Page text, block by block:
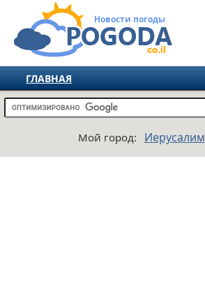
Новости погоды
ГЛАВНАЯ
ИЗРАИЛЬ
ЕВРОПА
Мой город: Иерусалим